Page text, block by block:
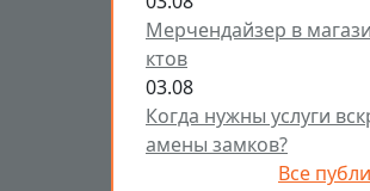
Мерчендайзер в
ктов
03.08
Когда нужны услуги
амены замков?
Все